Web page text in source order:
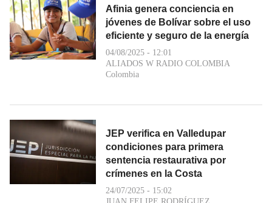
Afinia genera conciencia en
jóvenes de Bolívar sobre el uso
eficiente y seguro de la energía
04/08/2025 - 12:01
ALIADOS W RADIO COLOMBIA
Colombia
JEP verifica en Valledupar
condiciones para primera
sentencia restaurativa por
crímenes en la Costa
24/07/2025 - 15:02